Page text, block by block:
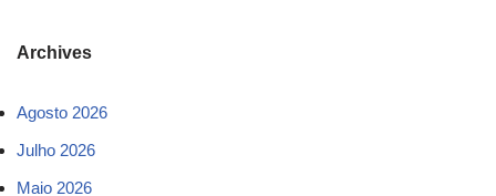
Archives
Agosto 2026
Julho 2026
Maio 2026